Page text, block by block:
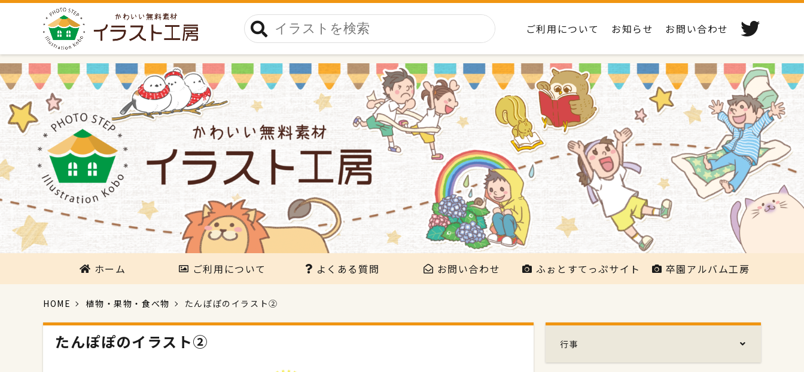
ご利用について お知らせ お問い合わせ
ホーム ご利用について よくある質問 お問い合わせ ふぉとすてっぷサイト 卒園アルバム工房
HOME 植物・果物・食べ物 たんぽぽのイラスト②
たんぽぽのイラスト② 行事